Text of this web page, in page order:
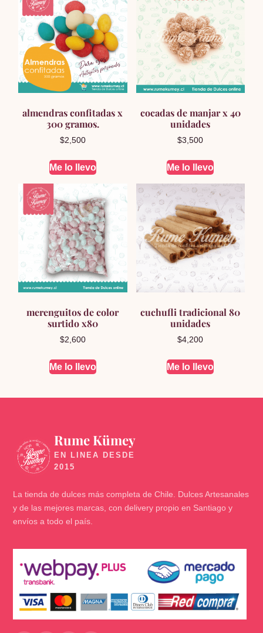
almendras confitadas x
300 gramos.
$2,500
Me lo llevo
cocadas de manjar x 40
unidades
$3,500
Me lo llevo
merenguitos de color
surtido x80
$2,600
Me lo llevo
cuchufli tradicional 80
unidades
$4,200
Me lo llevo
🍬
Rume Kümey
La tienda de dulces más completa de Chile. Dulces Artesanales
y de las mejores marcas, con delivery propio en Santiago y
envíos a todo el país.